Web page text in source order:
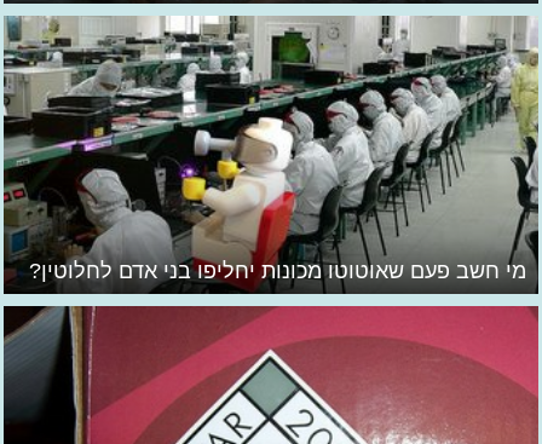
מי חשב פעם שאוטוטו מכונות יחליפו בני אדם לחלוטין?